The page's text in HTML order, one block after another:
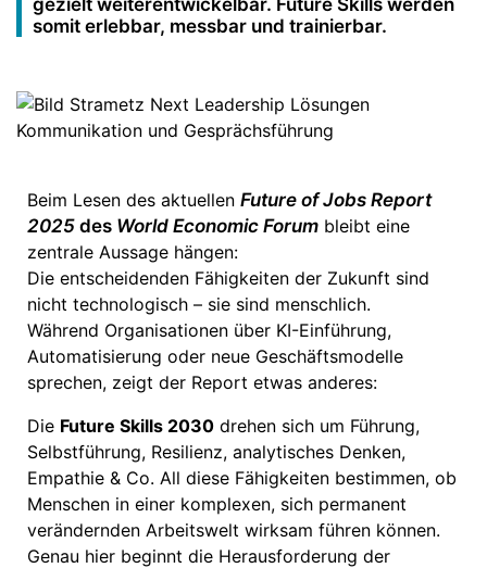
gezielt weiterentwickelbar. Future Skills werden
somit erlebbar, messbar und trainierbar.
Beim Lesen des aktuellen Future of Jobs Report
2025 des World Economic Forum bleibt eine
zentrale Aussage hängen:
Die entscheidenden Fähigkeiten der Zukunft sind
nicht technologisch – sie sind menschlich.
Während Organisationen über KI-Einführung,
Automatisierung oder neue Geschäftsmodelle
sprechen, zeigt der Report etwas anderes:
Die Future Skills 2030 drehen sich um Führung,
Selbstführung, Resilienz, analytisches Denken,
Empathie & Co. All diese Fähigkeiten bestimmen, ob
Menschen in einer komplexen, sich permanent
verändernden Arbeitswelt wirksam führen können.
Genau hier beginnt die Herausforderung der